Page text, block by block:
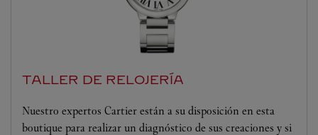
TALLER DE RELOJERÍA
Nuestro expertos Cartier están a su disposición en esta
boutique para realizar un diagnóstico de sus creaciones y si